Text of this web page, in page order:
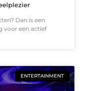
Dan is een
voor een actief
ENTERTAINMENT